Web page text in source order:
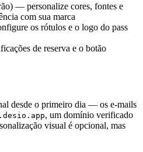
— personalize cores, fontes e
com sua marca
os rótulos e o logo do pass
de reserva e o botão
desde o primeiro dia — os e-mails
, um domínio verificado
visual é opcional, mas